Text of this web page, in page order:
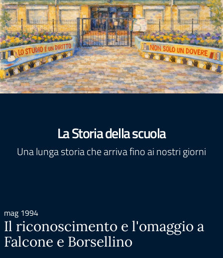
La Storia della scuola
Una lunga storia che arriva fino ai nostri giorni
mag 1994
Il riconoscimento e l'omaggio a
Falcone e Borsellino